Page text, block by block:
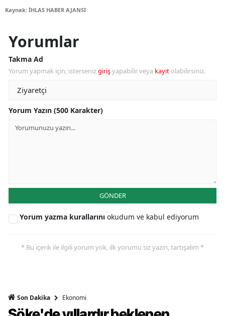
Kaynak: İHLAS HABER AJANSI
Yorumlar
Takma Ad
Yorum yapmak için, istersenizgirişyapabilir veya kayıt olabilirsiniz.
Yorum Yazın (500 Karakter)
GÖNDER
Yorum yazma kurallarını okudum ve kabul ediyorum
* Bu içerik ile ilgili yorum yok, ilk yorumu siz yazın, tartışalım *
Son Dakika Ekonomi